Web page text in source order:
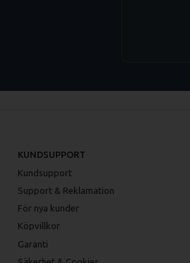
KUNDSUPPORT
Kundsupport
Support & Reklamation
För nya kunder
Köpvillkor
Garanti